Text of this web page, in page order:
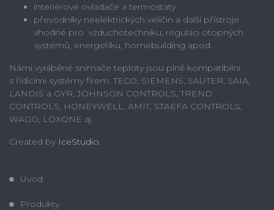
interiérové ovladače a termostaty
převodníky neelektrických veličin a další přístroje
vhodné pro vzduchotechniku, regulaci otopných
systémů, energetiku, homebuilding apod.
Námi vyráběné snímače teploty jsou plně kompatibilní
s řídícími systémy firem: TECO, SIEMENS, SAUTER, SAIA,
LANDIS a GYR, JOHNSON CONTROLS, TREND
CONTROLS, HONEYWELL, AMIT, STAEFA CONTROLS,
WAGO, LOXONE aj.
Created by IceStudio.
Úvod
Produkty